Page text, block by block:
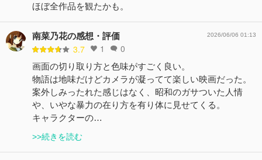
ほぼ全作品を観たかも。
南菜乃花の感想・評価
3.7 1 0
2026/06/06 01:13
画面の切り取り方と色味がすごく良い。
物語は地味だけどカメラが凝ってて楽しい映画だった。
案外しみったれた感じはなく、昭和のガサついた人情
や、いやな暴力の在り方を有り体に見せてくる。
キャラクターの…
>>続きを読む